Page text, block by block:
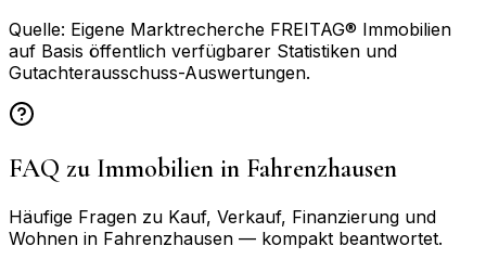
Quelle: Eigene Marktrecherche FREITAG® Immobilien
auf Basis öffentlich verfügbarer Statistiken und
Gutachterausschuss-Auswertungen.
FAQ zu Immobilien in Fahrenzhausen
Häufige Fragen zu Kauf, Verkauf, Finanzierung und
Wohnen in Fahrenzhausen — kompakt beantwortet.